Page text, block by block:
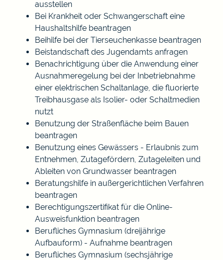
ausstellen
Bei Krankheit oder Schwangerschaft eine
Haushaltshilfe beantragen
Beihilfe bei der Tierseuchenkasse beantragen
Beistandschaft des Jugendamts anfragen
Benachrichtigung über die Anwendung einer
Ausnahmeregelung bei der Inbetriebnahme
einer elektrischen Schaltanlage, die fluorierte
Treibhausgase als Isolier- oder Schaltmedien
nutzt
Benutzung der Straßenfläche beim Bauen
beantragen
Benutzung eines Gewässers - Erlaubnis zum
Entnehmen, Zutagefördern, Zutageleiten und
Ableiten von Grundwasser beantragen
Beratungshilfe in außergerichtlichen Verfahren
beantragen
Berechtigungszertifikat für die Online-
Ausweisfunktion beantragen
Berufliches Gymnasium (dreijährige
Aufbauform) - Aufnahme beantragen
Berufliches Gymnasium (sechsjährige